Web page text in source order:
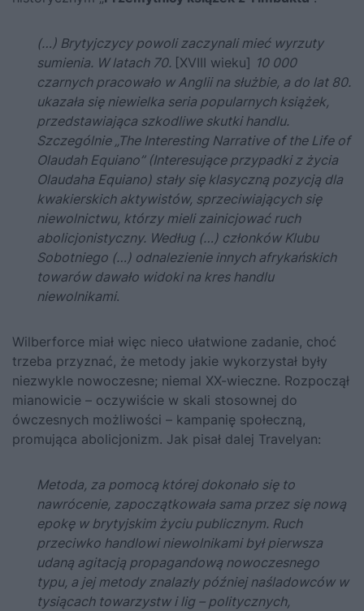
(…) Brytyjczycy powoli zaczynali mieć wyrzuty
sumienia. W latach 70. [XVIII wieku] 10 000
czarnych pracowało w Anglii na służbie, a do lat 80.
ukazała się niewielka seria popularnych książek,
przedstawiająca szkodliwe skutki handlu.
Szczególnie „The Interesting Narrative of the Life of
Olaudah Equiano” (Interesujące przypadki z życia
Olaudaha Equiano) stały się klasyczną pozycją dla
kwakierskich aktywistów, sprzeciwiających się
niewolnictwu, którzy mieli zainicjować ruch
abolicjonistyczny. Według (…) członków Klubu
Sobotniego (…) odnalezienie innych afrykańskich
towarów dawało widoki na kres handlu
niewolnikami.
Wilberforce miał więc nieco ułatwione zadanie, choć
trzeba przyznać, że metody jakie wykorzystał były
niezwykle nowoczesne; niemal XX-wieczne. Rozpoczął
mianowicie – oczywiście w skali stosownej do
ówczesnych możliwości – kampanię społeczną,
promująca abolicjonizm. Jak pisał dalej Travelyan:
Metoda, za pomocą której dokonało się to
nawrócenie, zapoczątkowała sama przez się nową
epokę w brytyjskim życiu publicznym. Ruch
przeciwko handlowi niewolnikami był pierwsza
udaną agitacją propagandową nowoczesnego
typu, a jej metody znalazły później naśladowców w
tysiącach towarzystw i lig – politycznych,